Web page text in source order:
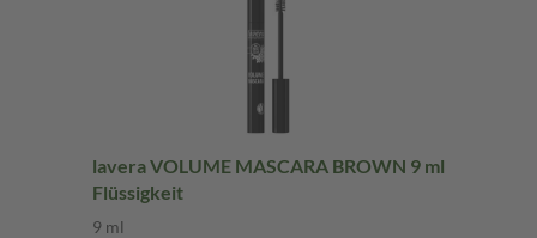
lavera VOLUME MASCARA BROWN 9 ml
Flüssigkeit
9 ml